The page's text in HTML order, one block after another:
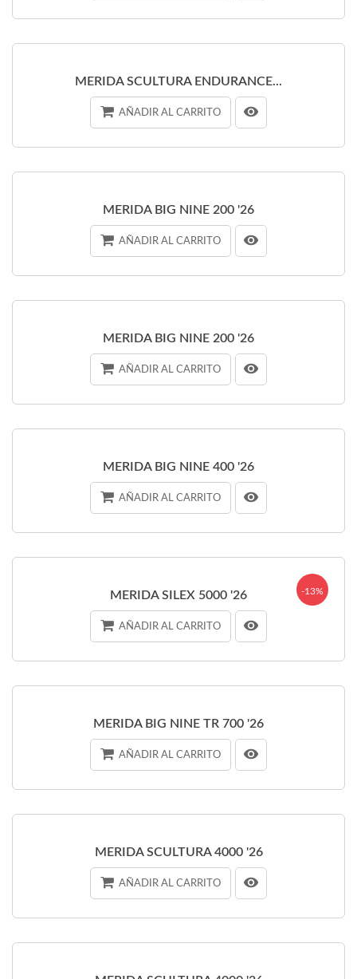
MERIDA SCULTURA ENDURANCE...
AÑADIR AL CARRITO
MERIDA BIG NINE 200 '26
AÑADIR AL CARRITO
MERIDA BIG NINE 200 '26
AÑADIR AL CARRITO
MERIDA BIG NINE 400 '26
AÑADIR AL CARRITO
-13%
MERIDA SILEX 5000 '26
AÑADIR AL CARRITO
MERIDA BIG NINE TR 700 '26
AÑADIR AL CARRITO
MERIDA SCULTURA 4000 '26
AÑADIR AL CARRITO